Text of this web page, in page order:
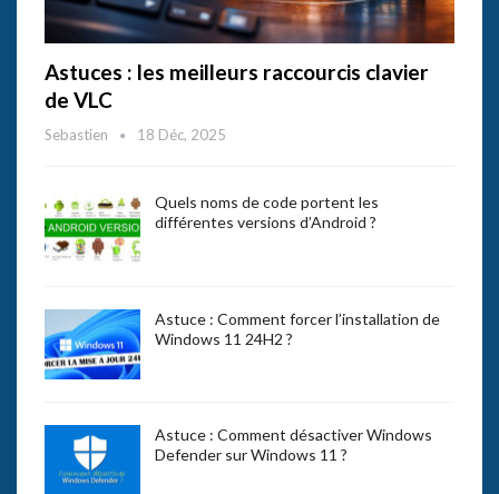
Astuces : les meilleurs raccourcis clavier
de VLC
Sebastien 18 Déc, 2025
Quels noms de code portent les
différentes versions d’Android ?
Astuce : Comment forcer l’installation de
Windows 11 24H2 ?
Astuce : Comment désactiver Windows
Defender sur Windows 11 ?